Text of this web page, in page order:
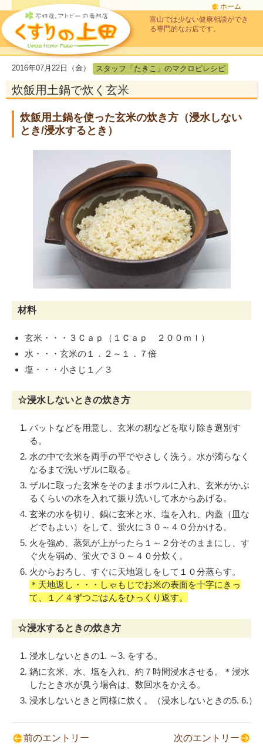
ホーム
富山では少ない健康相談ができ
る専門的なお店です。
2016年07月22日（金） スタッフ「たきこ」のマクロビレシピ
炊飯用土鍋で炊く玄米
炊飯用土鍋を使った玄米の炊き方（浸水しない
とき/浸水するとき）
材料
玄米・・・３Ｃａｐ（１Ｃａｐ ２００ｍｌ）
水・・・玄米の１．２～１．７倍
塩・・・小さじ１／３
☆浸水しないときの炊き方
バットなどを用意し、玄米の籾などを取り除き選別す
る。
水の中で玄米を両手の平でやさしく洗う。水が濁らなく
なるまで洗いザルに取る。
ザルに取った玄米をそのままボウルに入れ、玄米がかぶ
るくらいの水を入れて振り洗いして水からあげる。
玄米の水を切り、鍋に玄米と水、塩を入れ、内蓋（皿な
どでもよい）をして、蛍火に３０～４０分かける。
火を強め、蒸気が上がったら１～２分そのままにし、す
ぐ火を弱め、蛍火で３０～４０分炊く。
火からおろし、すぐに天地返しをして１０分蒸らす。
＊天地返し・・・しゃもじでお米の表面を十字にきっ
て、１／４ずつごはんをひっくり返す。
☆浸水するときの炊き方
浸水しないときの1. ～3. をする。
鍋に玄米、水、塩を入れ、約７時間浸水させる。＊浸水
したとき水が臭う場合は、数回水をかえる。
浸水しないときと同様に炊く。（浸水しないときの5. 6.）
前のエントリー 次のエントリー